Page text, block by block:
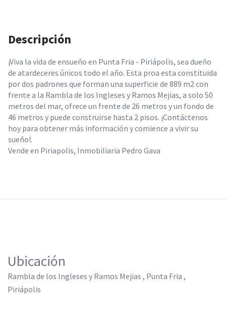
Descripción
¡Viva la vida de ensueño en Punta Fria - Piriápolis, sea dueño
de atardeceres únicos todo el año. Esta proa esta constituida
por dos padrones que forman una superficie de 889 m2 con
frente a la Rambla de los Ingleses y Ramos Mejias, a solo 50
metros del mar, ofrece un frente de 26 metros y un fondo de
46 metros y puede construirse hasta 2 pisos. ¡Contáctenos
hoy para obtener más información y comience a vivir su
sueño!.
Vende en Piriapolis, Inmobiliaria Pedro Gava
Ubicación
Rambla de los Ingleses y Ramos Mejias , Punta Fria ,
Piriápolis